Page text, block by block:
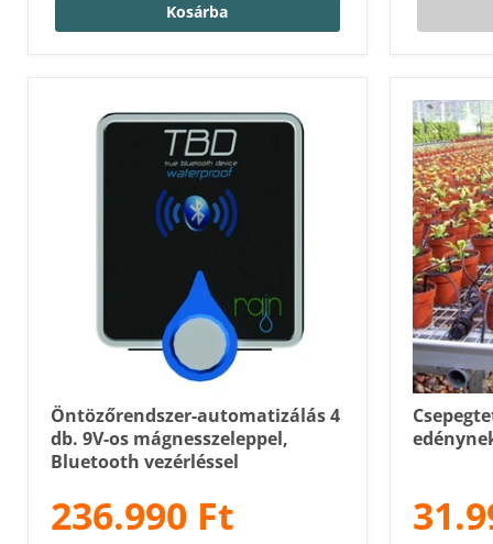
Kosárba
Öntözőrendszer-automatizálás 4
db. 9V-os mágnesszeleppel,
Bluetooth vezérléssel
236.990 Ft